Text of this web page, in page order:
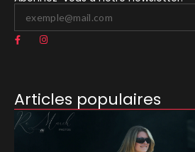
Articles populaires